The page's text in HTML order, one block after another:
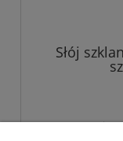
Słój
zawiera